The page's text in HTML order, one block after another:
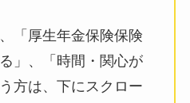
「厚生年金保険保険
」、「時間・関心が
方は、下にスクロー